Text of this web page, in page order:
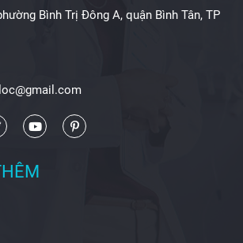
Bình Trị Đông A, quận Bình Tân, TP